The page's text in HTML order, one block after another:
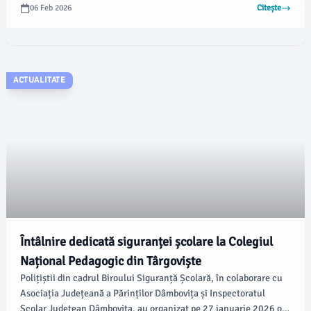
violențe, nerespectarea regimului armelor și munițiilor, precum și
06 Feb 2026 Citește
ACTUALITATE
Întâlnire dedicată siguranței școlare la Colegiul
Național Pedagogic din Târgoviște
Polițiștii din cadrul Biroului Siguranță Școlară, în colaborare cu
Asociația Județeană a Părinților Dâmbovița și Inspectoratul
Școlar Județean Dâmbovița, au organizat pe 27 ianuarie 2026 o